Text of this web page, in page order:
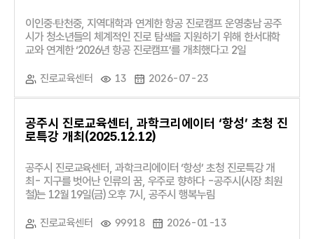
이인중·탄천중, 지역대학과 연계한 항공 진로캠프 운영충남 공주
시가 청소년들의 체계적인 진로 탐색을 지원하기 위해 한서대학
교와 연계한 ‘2026년 항공 진로캠프’를 개최했다고 2일
진로교육센터 13 2026-07-23
공주시 진로교육센터, 과학크리에이터 ‘항성’ 초청 진
로특강 개최(2025.12.12)
공주시 진로교육센터, 과학크리에이터 ‘항성’ 초청 진로특강 개
최- 지구를 벗어난 인류의 꿈, 우주로 향하다 -공주시(시장 최원
철)는 12월 19일(금) 오후 7시, 공주시 행복누림
진로교육센터 99918 2026-01-13